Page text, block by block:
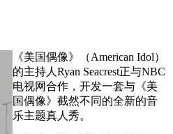
《美国偶像》（American Idol）
的主持人Ryan Seacrest正与NBC
电视网合作，开发一套与《美
国偶像》截然不同的全新的音
乐主题真人秀。